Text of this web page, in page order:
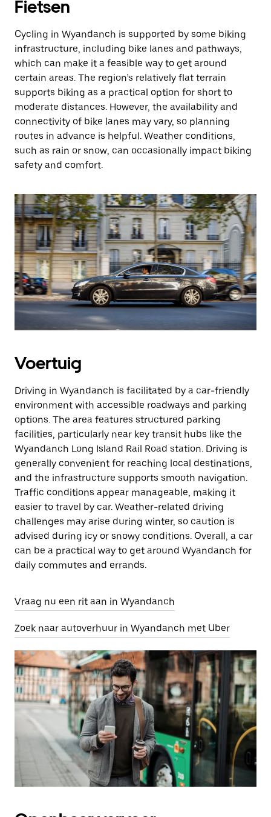
Fietsen
Cycling in Wyandanch is supported by some biking
infrastructure, including bike lanes and pathways,
which can make it a feasible way to get around
certain areas. The region’s relatively flat terrain
supports biking as a practical option for short to
moderate distances. However, the availability and
connectivity of bike lanes may vary, so planning
routes in advance is helpful. Weather conditions,
such as rain or snow, can occasionally impact biking
safety and comfort.
Voertuig
Driving in Wyandanch is facilitated by a car-friendly
environment with accessible roadways and parking
options. The area features structured parking
facilities, particularly near key transit hubs like the
Wyandanch Long Island Rail Road station. Driving is
generally convenient for reaching local destinations,
and the infrastructure supports smooth navigation.
Traffic conditions appear manageable, making it
easier to travel by car. Weather-related driving
challenges may arise during winter, so caution is
advised during icy or snowy conditions. Overall, a car
can be a practical way to get around Wyandanch for
daily commutes and errands.
Vraag nu een rit aan in Wyandanch
Zoek naar autoverhuur in Wyandanch met Uber